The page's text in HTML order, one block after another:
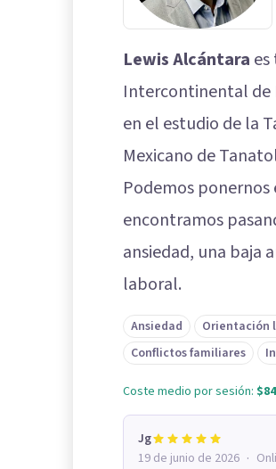
Lewis Alcántara
Intercontinental de
en el estudio de la
Mexicano de
Podemos
encontramos
ansiedad, una baja
laboral.
Ansiedad Orientación
Conflictos familiares
Coste medio por sesión:
Jg
19 de junio de 2026 ·